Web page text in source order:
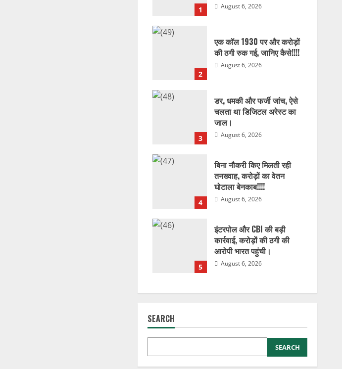
1 August 6, 2026
2
एक कॉल 1930 पर और करोड़ों
की ठगी रुक गई, जानिए कैसे!!!!
August 6, 2026
3
डर, धमकी और फर्जी जांच, ऐसे
चलता था डिजिटल अरेस्ट का
जाल।
August 6, 2026
4
बिना नौकरी किए मिलती रही
तनख्वाह, करोड़ों का वेतन
घोटाला बेनकाब!!!!
August 6, 2026
5
इंटरपोल और CBI की बड़ी
कार्रवाई, करोड़ों की ठगी की
आरोपी भारत पहुंची।
August 6, 2026
SEARCH
SEARCH